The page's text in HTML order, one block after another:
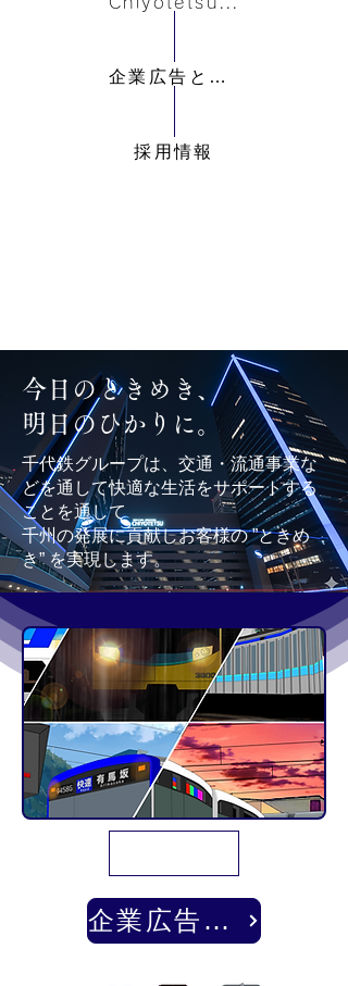
企業広告とデザイン
採用情報
今日のときめき、
​明日のひかりに。
千代鉄グループは、交通・流通事業な
どを通して快適な生活をサポートする
ことを通して
​千州の発展に貢献しお客様の ”ときめ
き” を実現します。
企業広告とデザイン